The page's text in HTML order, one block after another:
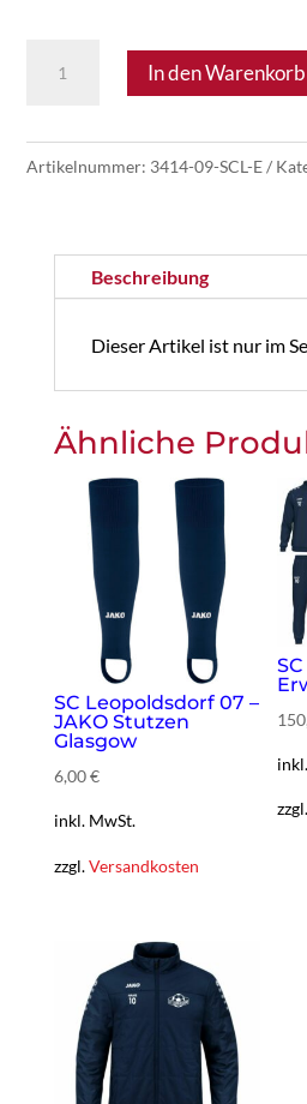
Erwachsenen
In den Warenkorb
Artikelnummer: 3414-09-SCL-E
Beschreibung
Dieser Artikel ist nur im
Ähnliche
SC Leopoldsdorf 07 –
JAKO Stutzen
Glasgow
6,00€
inkl. MwSt.
zzgl.Versandkosten